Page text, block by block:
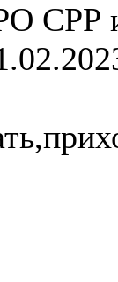
СРР